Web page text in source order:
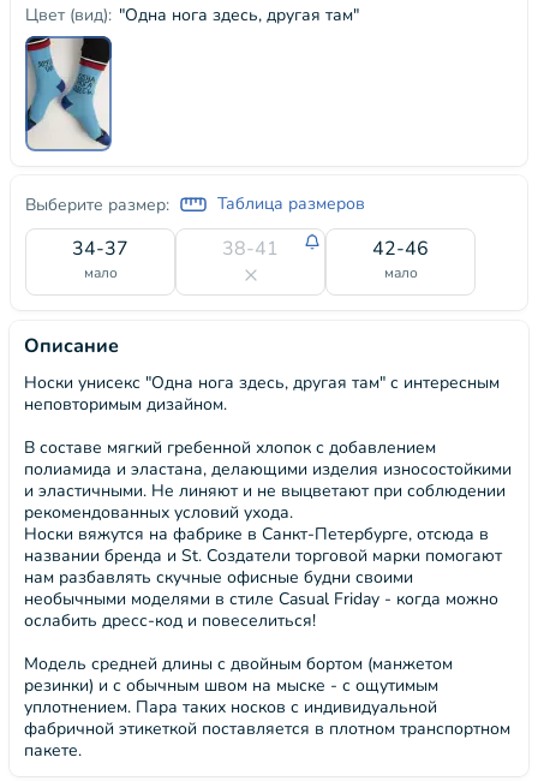
Цвет (вид): "Одна нога здесь, другая там"
Выберите размер: Таблица размеров
34-37
мало
38-41 42-46
мало
Описание
Носки унисекс "Одна нога здесь, другая там" с интересным
неповторимым дизайном.
В составе мягкий гребенной хлопок с добавлением
полиамида и эластана, делающими изделия износостойкими
и эластичными. Не линяют и не выцветают при соблюдении
рекомендованных условий ухода.
Носки вяжутся на фабрике в Санкт-Петербурге, отсюда в
названии бренда и St. Создатели торговой марки помогают
нам разбавлять скучные офисные будни своими
необычными моделями в стиле Casual Friday - когда можно
ослабить дресс-код и повеселиться!
Модель средней длины с двойным бортом (манжетом
резинки) и с обычным швом на мыске - с ощутимым
уплотнением. Пара таких носков с индивидуальной
фабричной этикеткой поставляется в плотном транспортном
пакете.